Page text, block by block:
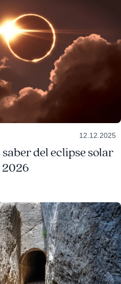
12.12.2025
saber del eclipse solar
2026